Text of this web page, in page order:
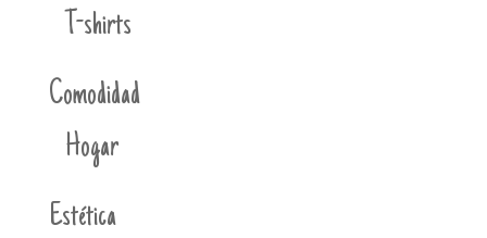
T-shirts
Comodidad
Hogar
Estética